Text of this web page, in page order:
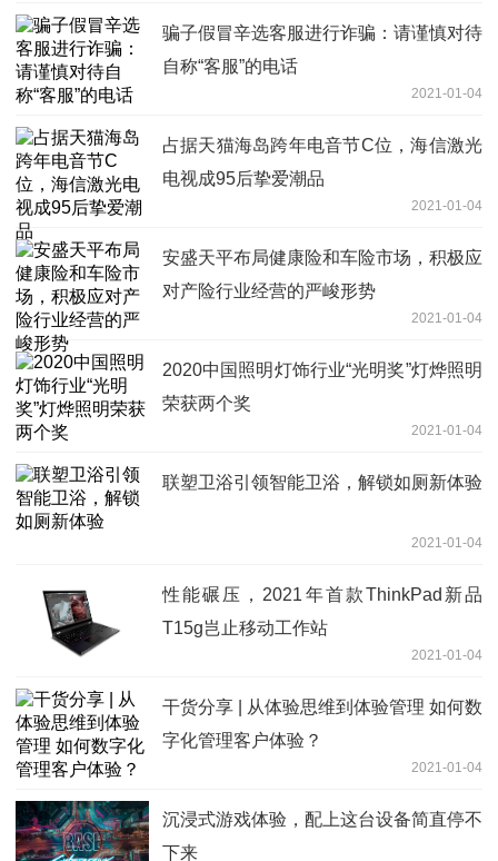
骗子假冒辛选客服进行诈骗：请谨慎对待
自称“客服”的电话
2021-01-04
占据天猫海岛跨年电音节C位，海信激光
电视成95后挚爱潮品
2021-01-04
安盛天平布局健康险和车险市场，积极应
对产险行业经营的严峻形势
2021-01-04
2020中国照明灯饰行业“光明奖”灯烨照明
荣获两个奖
2021-01-04
联塑卫浴引领智能卫浴，解锁如厕新体验
2021-01-04
性能碾压，2021年首款ThinkPad新品
T15g岂止移动工作站
2021-01-04
干货分享 | 从体验思维到体验管理 如何数
字化管理客户体验？
2021-01-04
沉浸式游戏体验，配上这台设备简直停不
下来